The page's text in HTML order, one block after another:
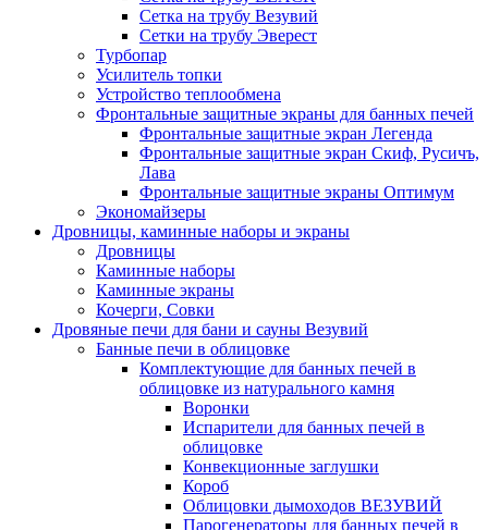
Сетка на трубу Везувий
Сетки на трубу Эверест
Турбопар
Усилитель топки
Устройство теплообмена
Фронтальные защитные экраны для банных печей
Фронтальные защитные экран Легенда
Фронтальные защитные экран Скиф, Русичъ,
Лава
Фронтальные защитные экраны Оптимум
Экономайзеры
Дровницы, каминные наборы и экраны
Дровницы
Каминные наборы
Каминные экраны
Кочерги, Совки
Дровяные печи для бани и сауны Везувий
Банные печи в облицовке
Комплектующие для банных печей в
облицовке из натурального камня
Воронки
Испарители для банных печей в
облицовке
Конвекционные заглушки
Короб
Облицовки дымоходов ВЕЗУВИЙ
Парогенераторы для банных печей в